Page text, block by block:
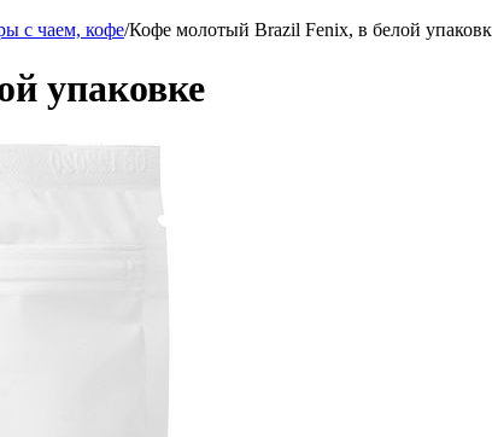
с чаем, кофе/Кофе молотый Brazil Fenix, в белой
упаковке